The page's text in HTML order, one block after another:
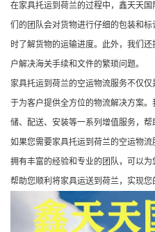
在家具托运到荷兰的过程中，鑫天天
们的团队会对货物进行仔细的包装和
时了解货物的运输进度。此外，我们
户解决海关手续和文件的繁琐问题。
家具托运到荷兰的空运物流服务不仅
于为客户提供全方位的物流解决方案
储、配送、安装等一系列增值服务，帮
如果您需要家具托运到荷兰的空运物
拥有丰富的经验和专业的团队，可以为
帮助您顺利将家具运送到荷兰，实现您